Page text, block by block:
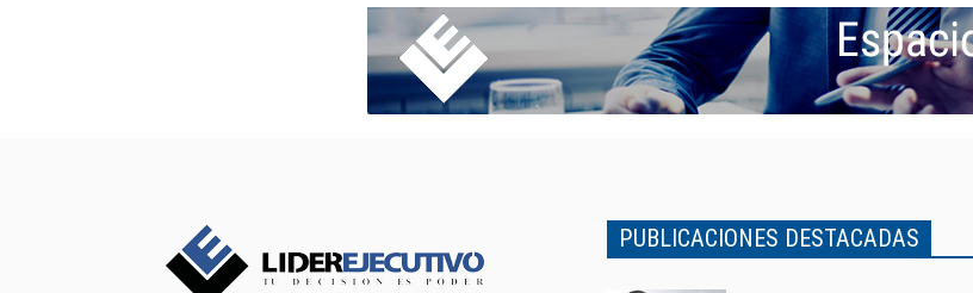
PUBLICACIONES DESTACADAS